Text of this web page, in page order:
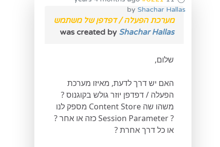
by Shachar Hallas
מערכת הפעלה / דפדפן של משתמש
was created by Shachar Hallas
שלום,
האם יש דרך לדעת, מאיזו מערכת
הפעלה / דפדפן יוזר גולש בקוגנוס ?
משהו שה Content Store מספק לנו
? Session Parameter כזה או אחר ?
או כל דרך אחרת ?